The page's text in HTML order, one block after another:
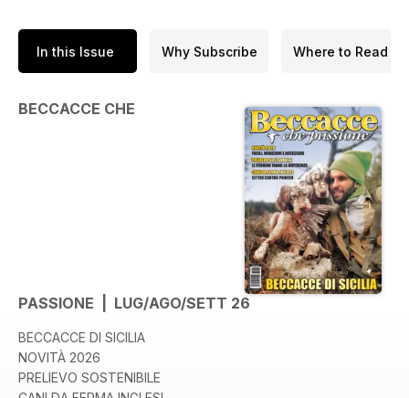
In this Issue Why Subscribe Where to Read
BECCACCE CHE
PASSIONE | LUG/AGO/SETT 26
BECCACCE DI SICILIA
NOVITÀ 2026
PRELIEVO SOSTENIBILE